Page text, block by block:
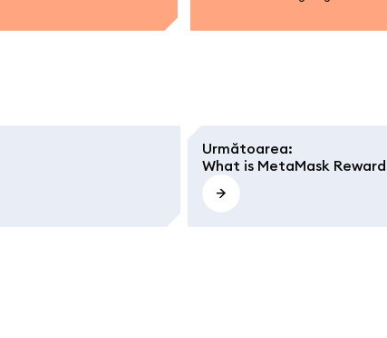
Următoarea:
What is MetaMask